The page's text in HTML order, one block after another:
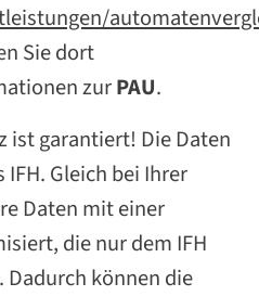
Sie dort
zurPAU.
ist garantiert! Die Daten
Gleich bei Ihrer
Daten mit einer
die nur dem IFH
können die